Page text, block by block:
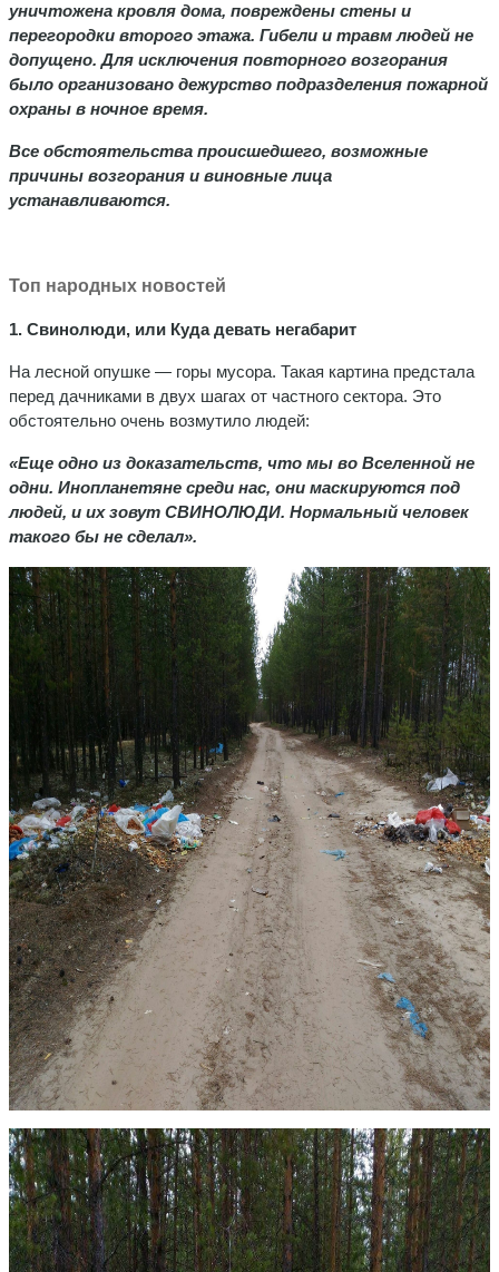
уничтожена кровля дома, повреждены стены и
перегородки второго этажа. Гибели и травм людей не
допущено. Для исключения повторного возгорания
было организовано дежурство подразделения пожарной
охраны в ночное время.
Все обстоятельства происшедшего, возможные
причины возгорания и виновные лица
устанавливаются.
Топ народных новостей
1. Свинолюди, или Куда девать негабарит
На лесной опушке — горы мусора. Такая картина предстала
перед дачниками в двух шагах от частного сектора. Это
обстоятельно очень возмутило людей:
«Еще одно из доказательств, что мы во Вселенной не
одни. Инопланетяне среди нас, они маскируются под
людей, и их зовут СВИНОЛЮДИ. Нормальный человек
такого бы не сделал».